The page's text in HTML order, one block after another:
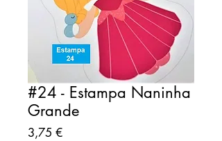
#24 - Estampa Naninha
Grande
3,75 €Preço